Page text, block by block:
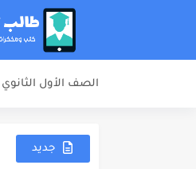
الصف الأول الثانوي
جديد